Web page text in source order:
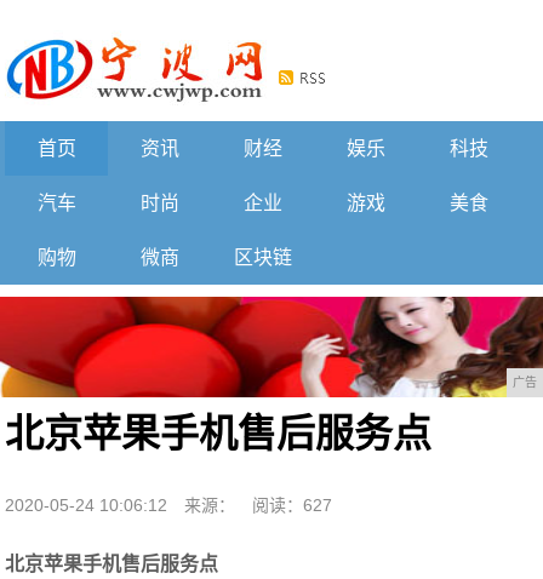
首页 资讯 财经 娱乐 科技
汽车 时尚 企业 游戏 美食
购物 微商 区块链
广告
北京苹果手机售后服务点
2020-05-24 10:06:12 来源： 阅读：627
北京苹果手机售后服务点